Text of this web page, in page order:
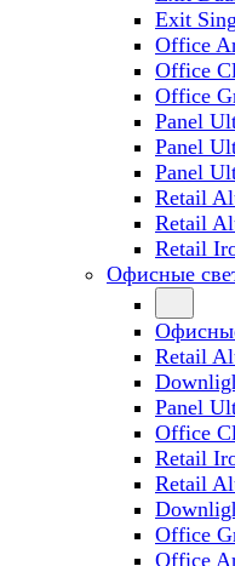
Exit
Office
Office
Office
Panel
Panel
Panel
Retail
Retail
Retail
Офисные
Retail
Panel
Office
Retail
Retail
Office
Office